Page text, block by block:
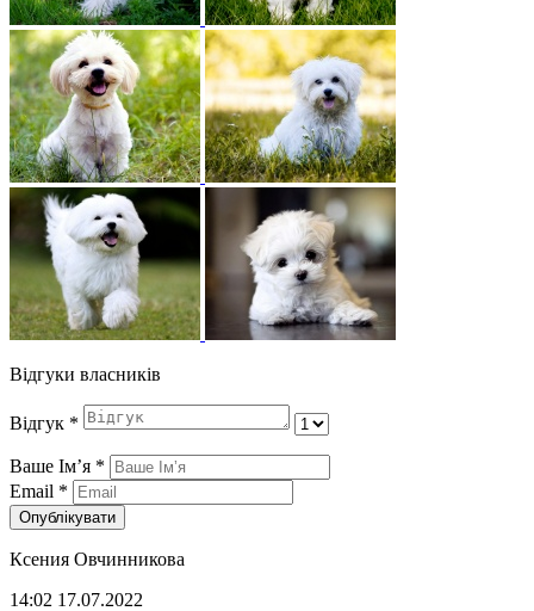
Відгуки власників
Відгук *
Ваше Імʼя *
Email *
Опублікувати
Ксения Овчинникова
14:02 17.07.2022